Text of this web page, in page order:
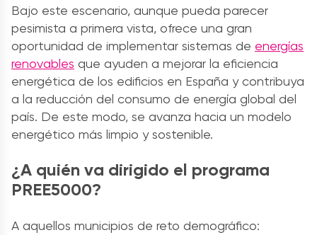
Bajo este escenario, aunque pueda parecer
pesimista a primera vista, ofrece una gran
oportunidad de implementar sistemas de energías
renovables que ayuden a mejorar la eficiencia
energética de los edificios en España y contribuya
a la reducción del consumo de energía global del
país. De este modo, se avanza hacia un modelo
energético más limpio y sostenible.
¿A quién va dirigido el programa
PREE5000?
A aquellos municipios de reto demográfico: